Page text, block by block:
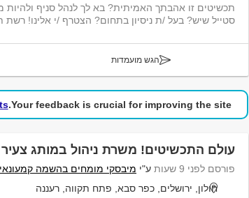
תכשיטים זו אהבתך האמיתית? בא לך לנהל סניף ולהיות
סטייל שיש? בעל /ת ניסיון בתחום? הצטרף /י אלינו! רשת
הגש מועמדות
Your feedback is crucial for improving the site.
עולם התכשיטים! משרת ניהול במותג צעיר 10K+בונוסים!
פורסם לפני 9 שעות ע"י מיבסקי מומחים בהשמה
חולון, ירושלים, כפר סבא, פתח תקווה, רעננה